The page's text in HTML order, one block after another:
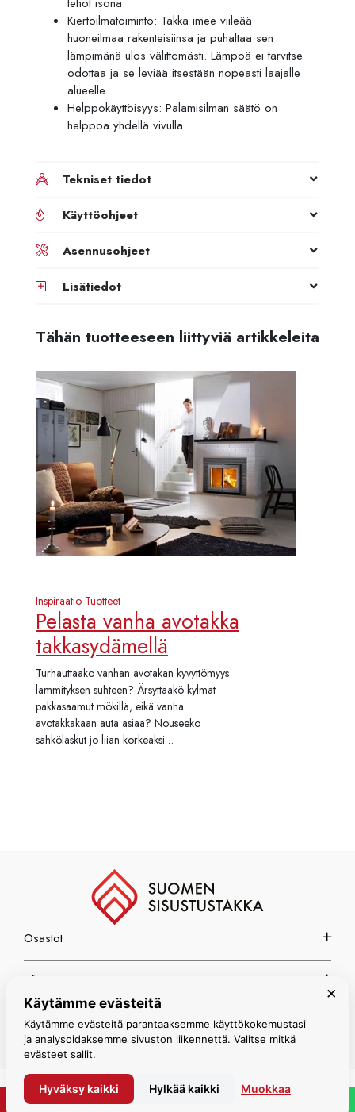
Kiertoilmatoiminto: Takka imee viileää
huoneilmaa rakenteisiinsa ja puhaltaa sen
lämpimänä ulos välittömästi. Lämpöä ei tarvitse
odottaa ja se leviää itsestään nopeasti laajalle
alueelle.
Helppokäyttöisyys: Palamisilman säätö on
helppoa yhdellä vivulla.
Tekniset tiedot
Käyttöohjeet
Asennusohjeet
Lisätiedot
Tähän tuotteeseen liittyviä artikkeleita
Inspiraatio Tuotteet
Pelasta vanha avotakka
takkasydämellä
Turhauttaako vanhan avotakan kyvyttömyys
lämmityksen suhteen? Ärsyttääkö kylmät
pakkasaamut mökillä, eikä vanha
avotakkakaan auta asiaa? Nouseeko
sähkölaskut jo liian korkeaksi…
Osastot
Info
Espoon myymälä
© Suomen Sisustustakka 2026
PYYDÄ TARJOUS
×
Käytämme evästeitä
Käytämme evästeitä parantaaksemme käyttökokemustasi
ja analysoidaksemme sivuston liikennettä. Valitse mitkä
evästeet sallit.
Hyväksy kaikki Hylkää kaikki Muokkaa